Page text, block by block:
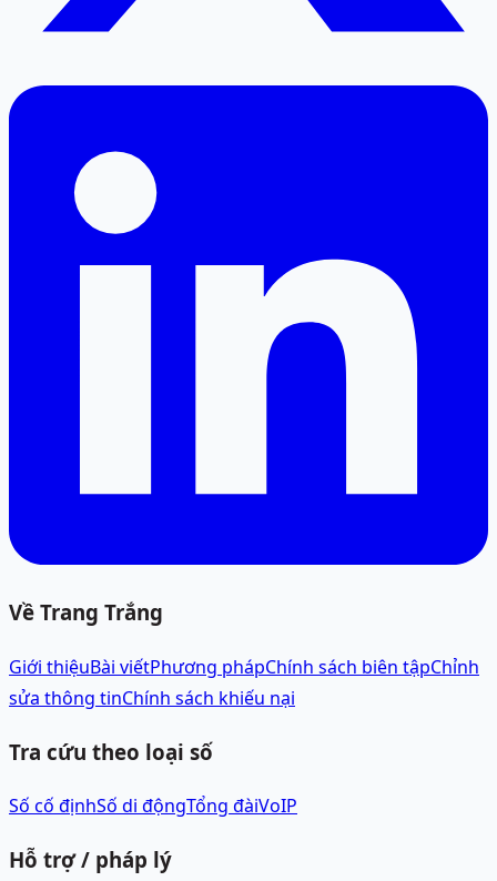
Về Trang Trắng
Giới thiệuBài viếtPhương phápChính sách biên tậpChỉnh
sửa thông tinChính sách khiếu nại
Tra cứu theo loại số
Số cố địnhSố di độngTổng đàiVoIP
Hỗ trợ / pháp lý